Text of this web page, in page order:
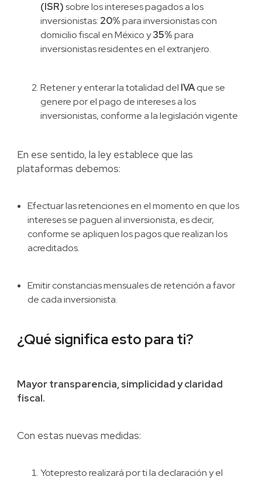
(ISR)sobre los intereses pagados a los
inversionistas: 20%para inversionistas con
domicilio fiscal en México y35%para
inversionistas residentes en el extranjero.
Retener y enterar la totalidad del IVAque se
genere por el pago de intereses a los
inversionistas, conforme a la legislación vigente
En ese sentido, la ley establece que las
plataformas debemos:
Efectuar las retenciones en el momento en que los
intereses se paguen al inversionista, es decir,
conforme se apliquen los pagos que realizan los
acreditados.
Emitir constancias mensuales de retención a favor
de cada inversionista.
¿Qué significa esto para ti?
Mayor transparencia, simplicidad y claridad
fiscal.
Con estas nuevas medidas:
Yotepresto realizará por ti la declaración y el